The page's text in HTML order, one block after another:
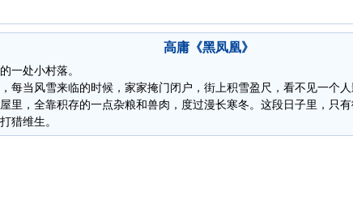
高庸《黑凤凰》
一处小村落。
当风雪来临的时候，家家掩门闭户，街上积雪盈尺，看不见一个人
，全靠积存的一点杂粮和兽肉，度过漫长寒冬。这段日子里，只有
猎维生。